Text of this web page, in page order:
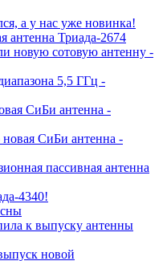
а у нас уже новинка!
антенна Триада-2674
новую сотовую антенну -
5,5 ГГц -
СиБи антенна -
новая СиБи антенна -
пассивная антенна
4340!
к выпуску антенны
новой